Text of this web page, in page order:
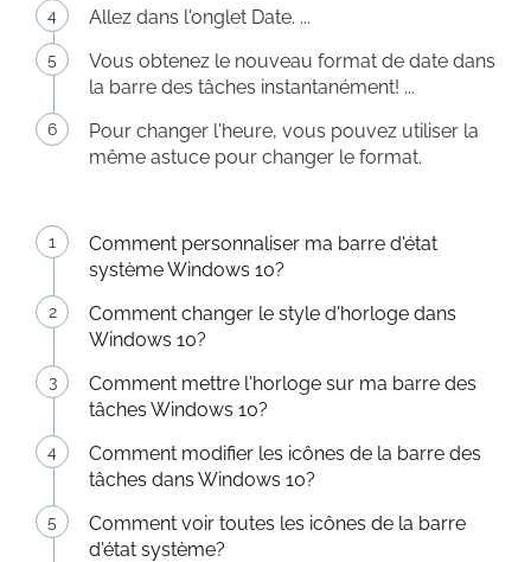
Allez dans l'onglet Date. ...
Vous obtenez le nouveau format de date dans
la barre des tâches instantanément! ...
Pour changer l'heure, vous pouvez utiliser la
même astuce pour changer le format.
Comment personnaliser ma barre d'état
système Windows 10?
Comment changer le style d'horloge dans
Windows 10?
Comment mettre l'horloge sur ma barre des
tâches Windows 10?
Comment modifier les icônes de la barre des
tâches dans Windows 10?
Comment voir toutes les icônes de la barre
d'état système?